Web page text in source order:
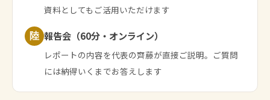
資料としてもご活用いただけます
陸 報告会（60分・オンライン）
レポートの内容を代表の齊藤が直接ご説明。ご質問
には納得いくまでお答えします